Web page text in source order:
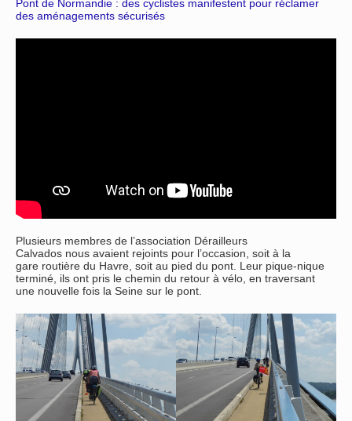
Pont de Normandie : des cyclistes manifestent pour réclamer
des aménagements sécurisés
Plusieurs membres de l’association Dérailleurs
Calvados nous avaient rejoints pour l’occasion, soit à la
gare routière du Havre, soit au pied du pont. Leur pique-nique
terminé, ils ont pris le chemin du retour à vélo, en traversant
une nouvelle fois la Seine sur le pont.